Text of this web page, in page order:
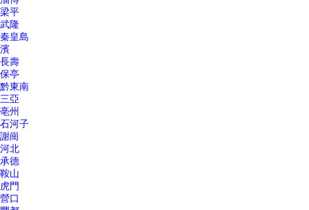
梁平
武隆
秦皇島
濱
長壽
保亭
黔東南
三亞
亳州
石河子
謝崗
河北
承德
鞍山
虎門
營口